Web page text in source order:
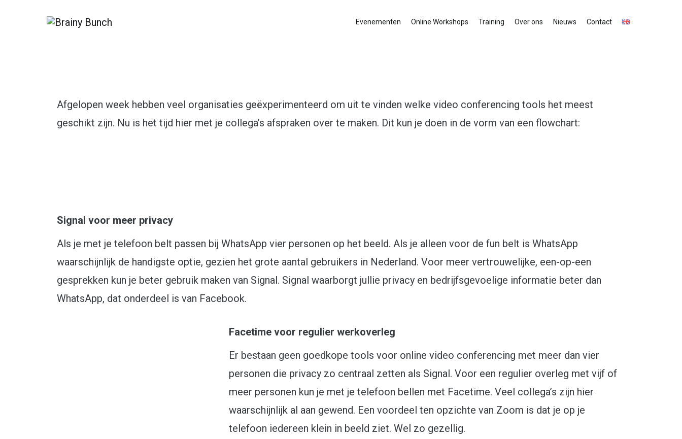
Evenementen Online Workshops Training Over ons Nieuws Contact
Afgelopen week hebben veel organisaties geëxperimenteerd om uit te vinden welke video conferencing tools het meest
geschikt zijn. Nu is het tijd hier met je collega’s afspraken over te maken. Dit kun je doen in de vorm van een flowchart:
Signal voor meer privacy
Als je met je telefoon belt passen bij WhatsApp vier personen op het beeld. Als je alleen voor de fun belt is WhatsApp
waarschijnlijk de handigste optie, gezien het grote aantal gebruikers in Nederland. Voor meer vertrouwelijke, een-op-een
gesprekken kun je beter gebruik maken van Signal. Signal waarborgt jullie privacy en bedrijfsgevoelige informatie beter dan
WhatsApp, dat onderdeel is van Facebook.
Facetime voor regulier werkoverleg
Er bestaan geen goedkope tools voor online video conferencing met meer dan vier
personen die privacy zo centraal zetten als Signal. Voor een regulier overleg met vijf of
meer personen kun je met je telefoon bellen met Facetime. Veel collega’s zijn hier
waarschijnlijk al aan gewend. Een voordeel ten opzichte van Zoom is dat je op je
telefoon iedereen klein in beeld ziet. Wel zo gezellig.